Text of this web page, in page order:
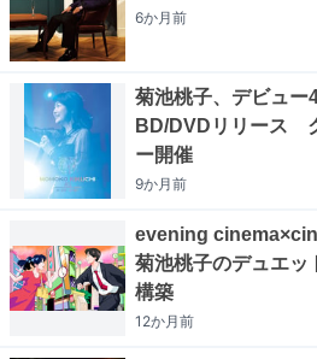
6か月前
菊池桃子、デビュー
BD/DVDリリース
ー開催
9か月前
evening
菊池桃子のデュエッ
構築
12か月前